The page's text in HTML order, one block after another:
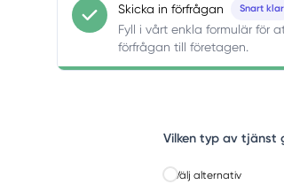
Skicka in förfrågan Snart klar
Fyll i vårt enkla formulär för
förfrågan till företagen.
Vilken typ av tjänst
Välj alternativ